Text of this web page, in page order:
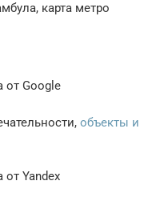
карта метро
от Google
объекты и
от Yandex